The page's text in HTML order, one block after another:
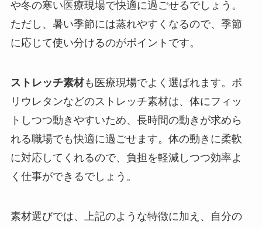
や冬の寒い医療現場で快適に過ごせるでしょう。
ただし、暑い季節には蒸れやすくなるので、季節
に応じて使い分けるのがポイントです。
ストレッチ素材も医療現場でよく選ばれます。ポ
リウレタンなどのストレッチ素材は、体にフィッ
トしつつ動きやすいため、長時間の動きが求めら
れる職場でも快適に過ごせます。体の動きに柔軟
に対応してくれるので、負担を軽減しつつ効率よ
く仕事ができるでしょう。
素材選びでは、上記のような特徴に加え、自分の